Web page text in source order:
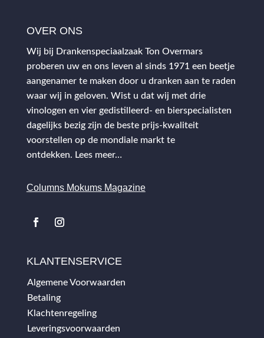
OVER ONS
Wij bij Drankenspeciaalzaak Ton Overmars
proberen uw en ons leven al sinds 1971 een beetje
aangenamer te maken door u dranken aan te raden
waar wij in geloven. Wist u dat wij met drie
vinologen en vier gedistilleerd- en bierspecialisten
dagelijks bezig zijn de beste prijs-kwaliteit
voorstellen op de mondiale markt te
ontdekken. Lees meer…
Columns Mokums Magazine
KLANTENSERVICE
Algemene Voorwaarden
Betaling
Klachtenregeling
Leveringsvoorwaarden